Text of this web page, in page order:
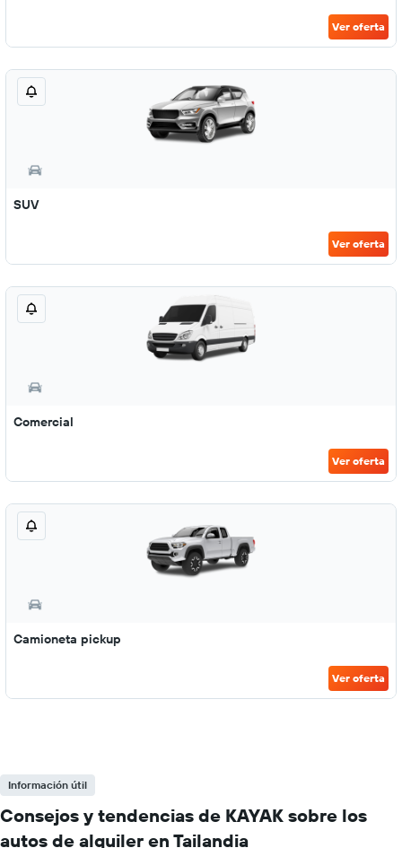
Ver oferta
SUV
Ver oferta
Comercial
Ver oferta
Camioneta pickup
Ver oferta
Información útil
Consejos y tendencias de KAYAK sobre los
autos de alquiler en Tailandia